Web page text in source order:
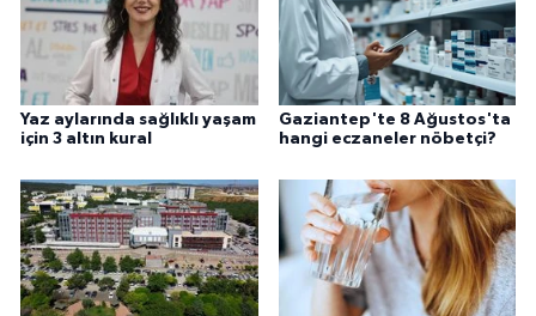
Yaz aylarında sağlıklı yaşam
için 3 altın kural
Gaziantep'te 8 Ağustos'ta
hangi eczaneler nöbetçi?